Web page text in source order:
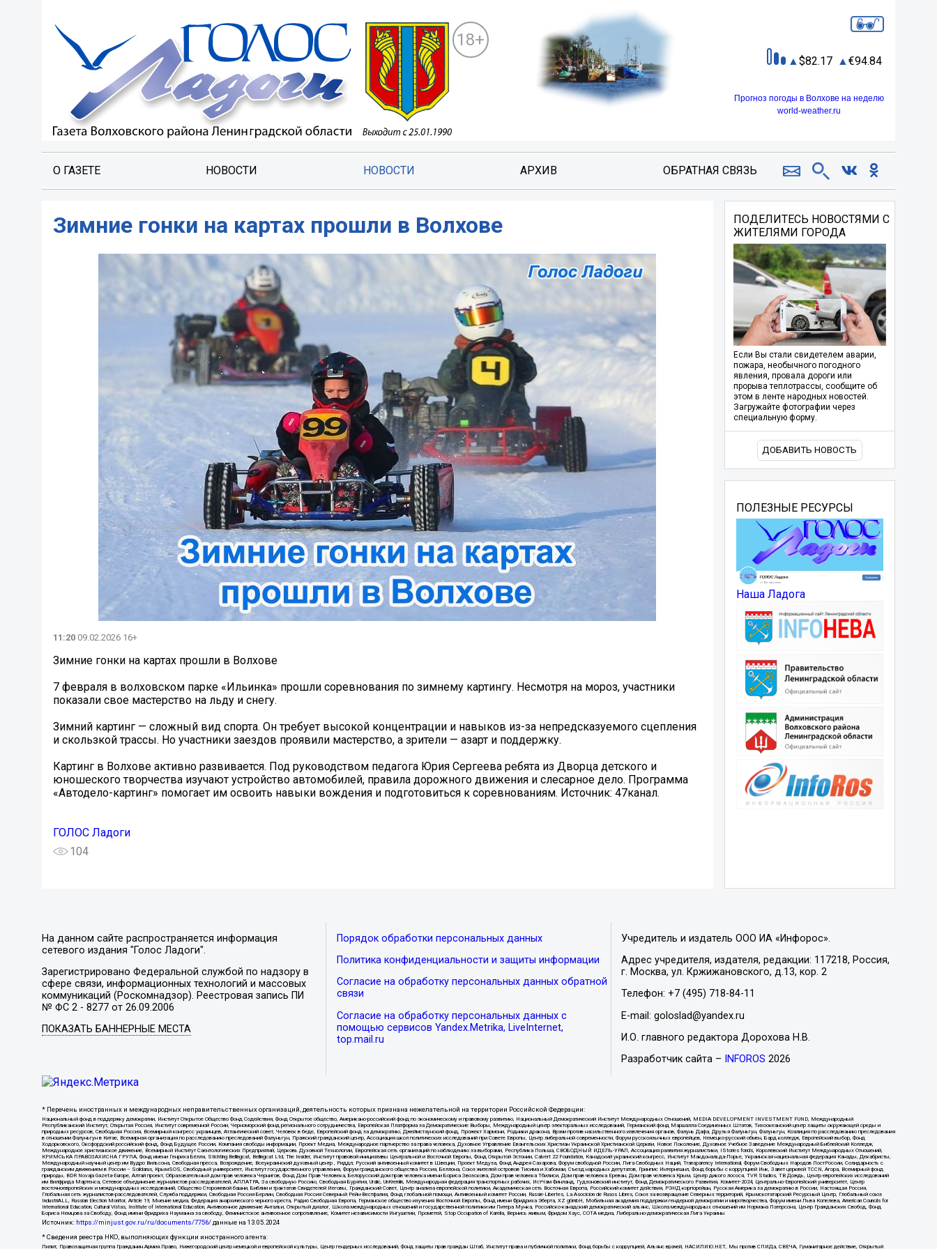
18+
82.17 94.84
Прогноз погоды в Волхове на неделю
world-weather.ru
О ГАЗЕТЕ НОВОСТИ НОВОСТИ АРХИВ ОБРАТНАЯ СВЯЗЬ
Зимние гонки на картах прошли в Волхове
11:20 09.02.2026 16+
Зимние гонки на картах прошли в Волхове
7 февраля в волховском парке «Ильинка» прошли соревнования по зимнему картингу. Несмотря на мороз, участники
показали свое мастерство на льду и снегу.
Зимний картинг — сложный вид спорта. Он требует высокой концентрации и навыков из-за непредсказуемого сцепления
и скользкой трассы. Но участники заездов проявили мастерство, а зрители — азарт и поддержку.
Картинг в Волхове активно развивается. Под руководством педагога Юрия Сергеева ребята из Дворца детского и
юношеского творчества изучают устройство автомобилей, правила дорожного движения и слесарное дело. Программа
«Автодело-картинг» помогает им освоить навыки вождения и подготовиться к соревнованиям. Источник: 47канал.
ГОЛОС Ладоги
104
ПОДЕЛИТЕСЬ НОВОСТЯМИ С
ЖИТЕЛЯМИ ГОРОДА
Если Вы стали свидетелем аварии,
пожара, необычного погодного
явления, провала дороги или
прорыва теплотрассы, сообщите об
этом в ленте народных новостей.
Загружайте фотографии через
специальную форму.
ДОБАВИТЬ НОВОСТЬ
ПОЛЕЗНЫЕ РЕСУРСЫ
Наша Ладога
На данном сайте распространяется информация
сетевого издания "Голос Ладоги".
Зарегистрировано Федеральной службой по надзору в
сфере связи, информационных технологий и массовых
коммуникаций (Роскомнадзор). Реестровая запись ПИ
№ ФС 2 - 8277 от 26.09.2006
ПОКАЗАТЬ БАННЕРНЫЕ МЕСТА
Порядок обработки персональных данных
Политика конфиденциальности и защиты информации
Согласие на обработку персональных данных обратной
связи
Согласие на обработку персональных данных с
помощью сервисов Yandex.Metrika, LiveInternet,
top.mail.ru
Учредитель и издатель ООО ИА «Инфорос».
Адрес учредителя, издателя, редакции: 117218, Россия,
г. Москва, ул. Кржижановского, д.13, кор. 2
Телефон: +7 (495) 718-84-11
E-mail: goloslad@yandex.ru
И.О. главного редактора Дорохова Н.В.
Разработчик сайта – INFOROS 2026
* Перечень иностранных и международных неправительственных организаций, деятельность которых признана нежелательной на территории Российской Федерации:
Национальный фонд в поддержку демократии, Институт Открытое Общество Фонд Содействия, Фонд Открытое общество, Американо-российский фонд по экономическому и правовому развитию, Национальный Демократический Институт Международных Отношений, MEDIA DEVELOPMENT INVESTMENT FUND, Международный
Республиканский Институт, Открытая Россия, Институт современной России, Черноморский фонд регионального сотрудничества, Европейская Платформа за Демократические Выборы, Международный центр электоральных исследований, Германский фонд Маршалла Соединенных Штатов, Тихоокеанский центр защиты окружающей среды и
природных ресурсов, Свободная Россия, Всемирный конгресс украинцев, Атлантический совет, Человек в беде, Европейский фонд за демократию, Джеймстаунский фонд, Прожект Хармони, Родники дракона, Врачи против насильственного извлечения органов, Фалунь Дафа, Друзья Фалуньгун, Фалуньгун, Коалиция по расследованию преследования
в отношении Фалуньгун в Китае, Всемирная организация по расследованию преследований Фалуньгун, Пражский гражданский центр, Ассоциация школ политических исследований при Совете Европы, Центр либеральной современности, Форум русскоязычных европейцев, Немецко-русский обмен, Бард колледж, Европейский выбор, Фонд
Ходорковского, Оксфордский российский фонд, Фонд Будущее России, Компания свободы информации, Проект Медиа, Международное партнерство за права человека, Духовное Управление Евангельских Христиан Украинской Христианской Церкви, Новое Поколение, Духовное Учебное Заведение Международный Библейский Колледж,
Международное христианское движение, Всемирный Институт Саентологических Предприятий, Церковь Духовной Технологии, Европейская сеть организаций по наблюдению за выборами, Республика Польша, СВОБОДНЫЙ ИДЕЛЬ-УРАЛ, Ассоциация развития журналистики, IStories fonds, Королевский Институт Международных Отношений,
КРИМСЬКА ПРАВОЗАХИСНА ГРУПА, Фонд имени Генриха Бёлля, Stichting Bellingcat, Bellingcat Ltd, The Insider, Институт правовой инициативы Центральной и Восточной Европы, Фонд Открытой Эстонии, Calvert 22 Foundation, Канадский украинский конгресс, Институт Макдональда-Лорье, Украинская национальная федерация Канады, Декабристы,
Международный научный центр им Вудро Вильсона, Свободная пресса, Возрождение, Всеукраинский духовный центр , Риддл, Русский антивоенный комитет в Швеции, Проект Медуза, Фонд Андрея Сахарова, Форум свободной России, Лига Свободных Наций, Transparеncy International, Форум Свободных Народов ПостРоссии, Солидарность с
гражданским движением в России – Solidarus, КрымSOS, Свободный университет, Институт государственного управления, Форум гражданского общества Россия, Беллона, Союз жителей островов Тисима и Хабомаи, Съезд народных депутатов, Гринпис Интернешнл, Фонд борьбы с коррупцией Инк, Завет церквей TCCN, Агора, Всемирный фонд
природы, BDR Novaja Gazeta-Europe, Алтай проект, Образовательный дом прав человека Чернигов, Фонд Дом Прав Человека, Белорусский дом прав человека имени Бориса Звозскова, Дом прав человека Тбилиси, Дом прав человека Ереван, Дом прав человека Крым, Центр дикого лосося, TVR Studios, ТВ Дождь, Центр европейских исследований
им Вилфрида Мартенса, Сетевое объединение журналистов расследователей, АЛЛАТРА, За свободную Россию, Свободная Бурятия, Uralic, UnKremlin, Международная федерация транспортных рабочих, ИстЧам Финланд, Гудзоновский институт, Фонд Демократического Развития, Комитет-2024, Центрально-Европейский университет, Центр
восточноевропейских и международных исследований, Общество Сторожевой башни, Библии и трактатов Свидетелей Иеговы, Гражданский Совет, Центр анализа европейской политики, Академическая сеть Восточная Европа, Российский комитет действия, РЭНД корпорейшн, Русская Америка за демократию в России, Настоящая Россия,
Глобальная сеть журналистов-расследователей, Служба поддержки, Свободная Россия Берлин, Свободная Россия Северный Рейн-Вестфалия, Фонд глобальной помощи, Антивоенный комитет России, Russie-Libertes, La Asocicion de Rusos Libres, Союз за возвращение Северных территорий, Крымскотатарский Ресурсный Центр, Глобальный союз
IndustriALL, Russian Election Monitor, Article 19, Мнение медиа, Федерация анархического черного креста, Радио Свободная Европа, Германское общество изучения Восточной Европы, Фонд имени Фридриха Эберта, XZ gGmbH, Мобильная академия поддержки гендерной демократии и миротворчества, Форум имени Льва Копелева, American Councils for
International Education, Cultural Vistas, Institute of International Education, Антивоенное движение Антальи, Открытый диалог, Школа международных отношений и государственной политики им Питера Мунка, Российско-канадский демократический альянс, Школа международных отношений им Нормана Патерсона, Центр Гражданских Свобод, Фонд
Бориса Немцова за Свободу, Фонд имени Фридриха Науманна за свободу, Феминистское антивоенное сопротивление, Комитет независимости Ингушетии, Прометей, Stop Occupation of Karelia, Вернись живым, Фридом Хаус, СОТА медиа, Либерально-демократическая Лига Украины
Источник: https://minjust.gov.ru/ru/documents/7756/данные на 13.05.2024
* Сведения реестра НКО, выполняющих функции иностранного агента:
Лилит, Правозащитная группа Гражданин.Армия.Право, Нижегородский центр немецкой и европейской культуры, Центр гендерных исследований, Фонд защиты прав граждан Штаб, Институт права и публичной политики, Фонд борьбы с коррупцией, Альянс врачей, НАСИЛИЮ.НЕТ, Мы против СПИДа, СВЕЧА, Гуманитарное действие, Открытый